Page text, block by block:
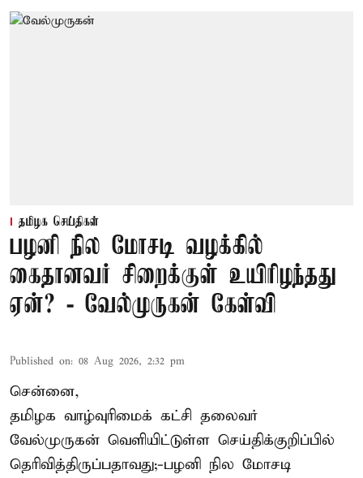
தமிழக செய்திகள்
பழனி நில மோசடி வழக்கில்
கைதானவர் சிறைக்குள் உயிரிழந்தது
ஏன்? - வேல்முருகன் கேள்வி
Published on: 08 Aug 2026, 2:32 pm
சென்னை,
தமிழக வாழ்வுரிமைக் கட்சி தலைவர்
வேல்முருகன் வெளியிட்டுள்ள செய்திக்குறிப்பில்
தெரிவித்திருப்பதாவது;-பழனி நில மோசடி